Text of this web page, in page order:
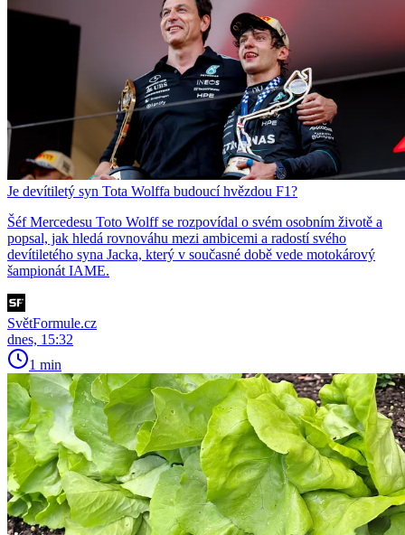
Je devítiletý syn Tota Wolffa budoucí hvězdou F1?
Šéf Mercedesu Toto Wolff se rozpovídal o svém osobním životě a
popsal, jak hledá rovnováhu mezi ambicemi a radostí svého
devítiletého syna Jacka, který v současné době vede motokárový
šampionát IAME.
SvětFormule.cz
dnes, 15:32
1 min